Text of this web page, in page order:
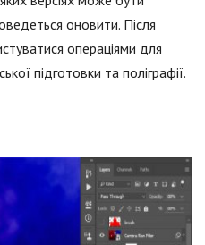
оновити. Після
операціями для
підготовки та поліграфії.